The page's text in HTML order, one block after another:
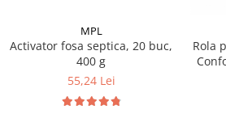
MPL
Activator fosa septica, 20 buc,
400 g
55,24 Lei
Rola